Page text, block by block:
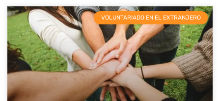
VOLUNTARIADO EN EL EXTRANJERO